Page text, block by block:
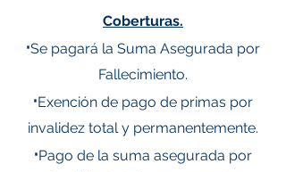
Coberturas.
·Se pagará la Suma Asegurada por
Fallecimiento.
·Exención de pago de primas por
invalidez total y permanentemente.
·Pago de la suma asegurada por